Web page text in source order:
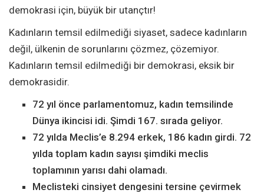
demokrasi için, büyük bir utançtır!
Kadınların temsil edilmediği siyaset, sadece kadınların
değil, ülkenin de sorunlarını çözmez, çözemiyor.
Kadınların temsil edilmediği bir demokrasi, eksik bir
demokrasidir.
72 yıl önce parlamentomuz, kadın temsilinde
Dünya ikincisi idi. Şimdi 167. sırada geliyor.
72 yılda Meclis’e 8.294 erkek, 186 kadın girdi. 72
yılda toplam kadın sayısı şimdiki meclis
toplamının yarısı dahi olamadı.
Meclisteki cinsiyet dengesini tersine çevirmek